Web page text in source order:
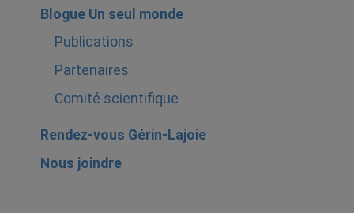
Blogue Un seul monde
Publications
Partenaires
Comité scientifique
Rendez-vous Gérin-Lajoie
Nous joindre